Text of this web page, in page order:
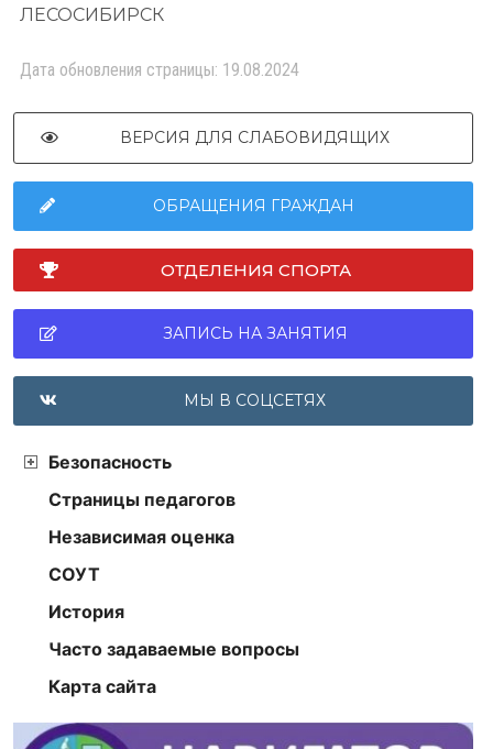
ЛЕСОСИБИРСК
Дата обновления страницы: 19.08.2024
ВЕРСИЯ ДЛЯ СЛАБОВИДЯЩИХ
ОБРАЩЕНИЯ ГРАЖДАН
ОТДЕЛЕНИЯ СПОРТА
ЗАПИСЬ НА ЗАНЯТИЯ
МЫ В СОЦСЕТЯХ
Безопасность
Страницы педагогов
Независимая оценка
СОУТ
История
Часто задаваемые вопросы
Карта сайта